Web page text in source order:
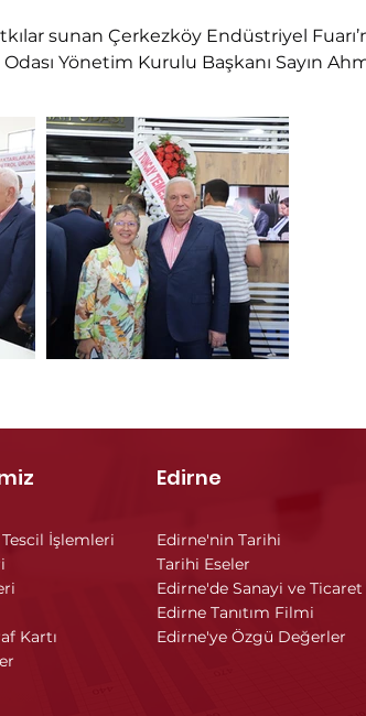
sunan Çerkezköy Endüstriyel
Yönetim Kurulu Başkanı Sayın
Edirne
İşlemleri
Kartı
Edirne'nin Tarihi
Tarihi Eseler
Edirne'de Sanayi ve Ticaret
Edirne Tanıtım Filmi
Edirne'ye Özgü Değerler